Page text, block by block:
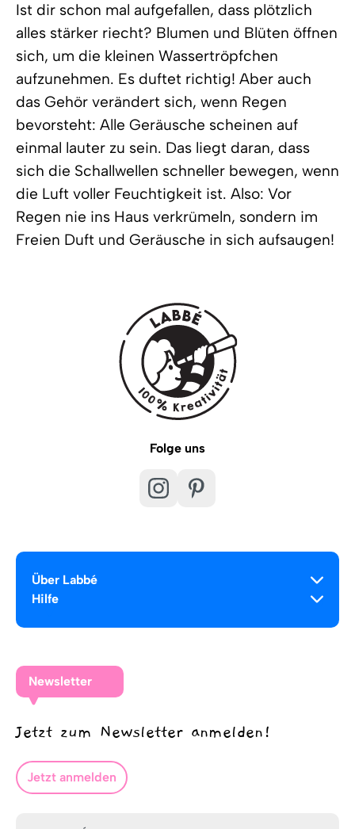
Ist dir schon mal aufgefallen, dass plötzlich
alles stärker riecht? Blumen und Blüten öffnen
sich, um die kleinen Wassertröpfchen
aufzunehmen. Es duftet richtig! Aber auch
das Gehör verändert sich, wenn Regen
bevorsteht: Alle Geräusche scheinen auf
einmal lauter zu sein. Das liegt daran, dass
sich die Schallwellen schneller bewegen, wenn
die Luft voller Feuchtigkeit ist. Also: Vor
Regen nie ins Haus verkrümeln, sondern im
Freien Duft und Geräusche in sich aufsaugen!
Folge uns
Über Labbé
Hilfe
Newsletter
Jetzt zum Newsletter anmelden!
Jetzt anmelden